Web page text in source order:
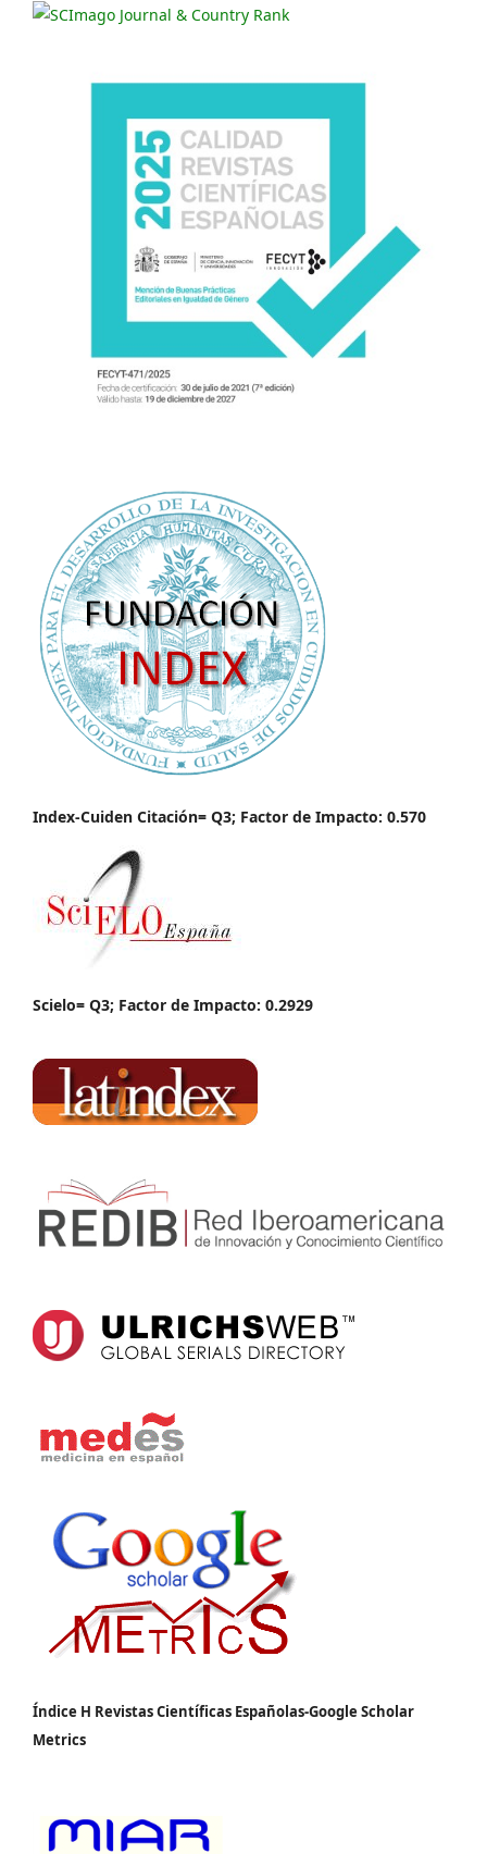
Index-Cuiden Citación= Q3; Factor de Impacto: 0.570
Scielo= Q3; Factor de Impacto: 0.2929
Índice H Revistas Científicas Españolas-Google Scholar
Metrics